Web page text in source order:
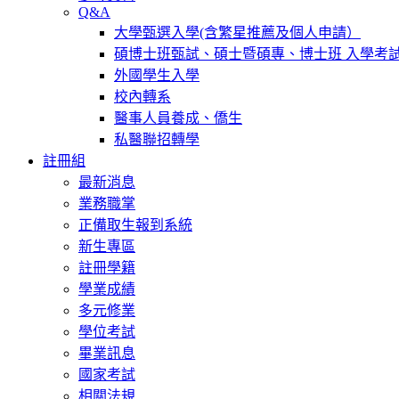
Q&A
大學甄選入學(含繁星推薦及個人申請）
碩博士班甄試、碩士暨碩專、博士班 入學考
外國學生入學
校內轉系
醫事人員養成、僑生
私醫聯招轉學
註冊組
最新消息
業務職掌
正備取生報到系統
新生專區
註冊學籍
學業成績
多元修業
學位考試
畢業訊息
國家考試
相關法規